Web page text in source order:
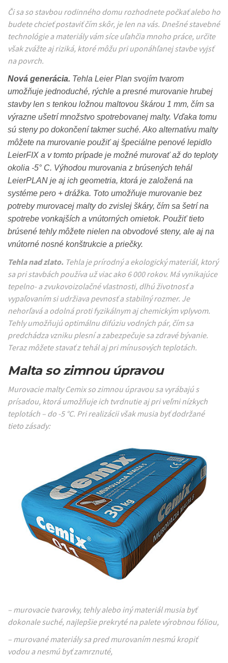
Či sa so stavbou rodinného domu rozhodnete počkať alebo ho
budete chcieť postaviť čím skôr, je len na vás. Dnešné stavebné
technológie a materiály vám síce uľahčia mnoho práce, určite
však zvážte aj riziká, ktoré môžu pri uponáhľanej stavbe vyjsť
na povrch.
Nová generácia. Tehla Leier Plan svojím tvarom
umožňuje jednoduché, rýchle a presné murovanie hrubej
stavby len s tenkou ložnou maltovou škárou 1 mm, čím sa
výrazne ušetrí množstvo spotrebovanej malty. Vďaka tomu
sú steny po dokončení takmer suché. Ako alternatívu malty
môžete na murovanie použiť aj špeciálne penové lepidlo
LeierFIX a v tomto prípade je možné murovať až do teploty
okolia -5° C. Výhodou murovania z brúsených tehál
LeierPLAN je aj ich geometria, ktorá je založená na
systéme pero + drážka. Toto umožňuje murovanie bez
potreby murovacej malty do zvislej škáry, čím sa šetrí na
spotrebe vonkajších a vnútorných omietok. Použiť tieto
brúsené tehly môžete nielen na obvodové steny, ale aj na
vnútorné nosné konštrukcie a priečky.
Tehla nad zlato. Tehla je prírodný a ekologický materiál, ktorý
sa pri stavbách používa už viac ako 6 000 rokov. Má vynikajúce
tepelno- a zvukovoizolačné vlastnosti, dlhú životnosť a
vypaľovaním si udržiava pevnosť a stabilný rozmer. Je
nehorľavá a odolná proti fyzikálnym aj chemickým vplyvom.
Tehly umožňujú optimálnu difúziu vodných pár, čím sa
predchádza vzniku plesní a zabezpečuje sa zdravé bývanie.
Teraz môžete stavať z tehál aj pri mínusových teplotách.
Malta so zimnou úpravou
Murovacie malty Cemix so zimnou úpravou sa vyrábajú s
prísadou, ktorá umožňuje ich tvrdnutie aj pri veľmi nízkych
teplotách – do -5 °C. Pri realizácii však musia byť dodržané
tieto zásady:
– murovacie tvarovky, tehly alebo iný materiál musia byť
dokonale suché, najlepšie prekryté na palete výrobnou fóliou,
– murované materiály sa pred murovaním nesmú kropiť
vodou a nesmú byť zamrznuté,